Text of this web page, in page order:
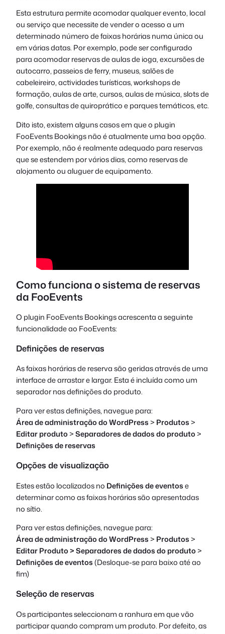
Esta estrutura permite acomodar qualquer evento, local
ou serviço que necessite de vender o acesso a um
determinado número de faixas horárias numa única ou
em várias datas. Por exemplo, pode ser configurado
para acomodar reservas de aulas de ioga, excursões de
autocarro, passeios de ferry, museus, salões de
cabeleireiro, actividades turísticas, workshops de
formação, aulas de arte, cursos, aulas de música, slots de
golfe, consultas de quiroprático e parques temáticos, etc.
Dito isto, existem alguns casos em que o plugin
FooEvents Bookings não é atualmente uma boa opção.
Por exemplo, não é realmente adequado para reservas
que se estendem por vários dias, como reservas de
alojamento ou aluguer de equipamento.
Como funciona o sistema de reservas
da FooEvents
O plugin FooEvents Bookings acrescenta a seguinte
funcionalidade ao FooEvents:
Definições de reservas
As faixas horárias de reserva são geridas através de uma
interface de arrastar e largar. Esta é incluída como um
separador nas definições do produto.
Para ver estas definições, navegue para:
Área de administração do WordPress> Produtos>
Editar produto>Separadores de dados do produto>
Definições de reservas
Opções de visualização
Estes estão localizados no Definições de eventose
determinar como as faixas horárias são apresentadas
no sítio.
Para ver estas definições, navegue para:
Área de administração do WordPress> Produtos>
EditarProduto > Separadores de dados do produto>
Definições de eventos(Desloque-se para baixo até ao
fim)
Seleção de reservas
Os participantes seleccionam a ranhura em que vão
participar quando compram um produto. Por defeito, as